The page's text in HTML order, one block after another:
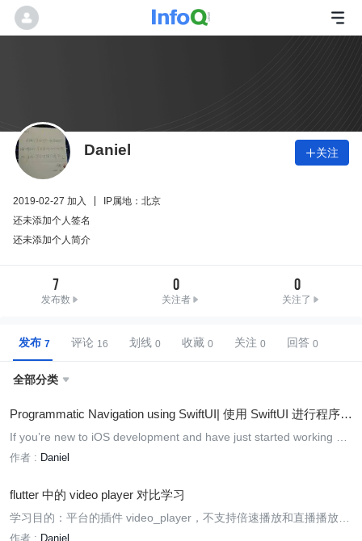
Daniel 关注
2019-02-27 加入
IP属地：北京
还未添加个人签名
还未添加个人简介
7
发布数
0
关注者
0
关注了
发布 评论 划线 收藏 关注 回答
全部分类 
Programmatic Navigation using SwiftUI| 使用 SwiftUI 进行程序化
导航
If you’re new to iOS development and have just started working wit
h SwiftUI you may know NavigationLink as the way you are able to
diately less apparent is how you can do
作者 : Daniel
flutter 中的 video player 对比学习
学习目的：平台的插件 video_player，不支持倍速播放和直播播放。
fijkplayer flutter_ijkplay 没有人维护。有问题得不到支持。所以想用 v
作者 : Daniel